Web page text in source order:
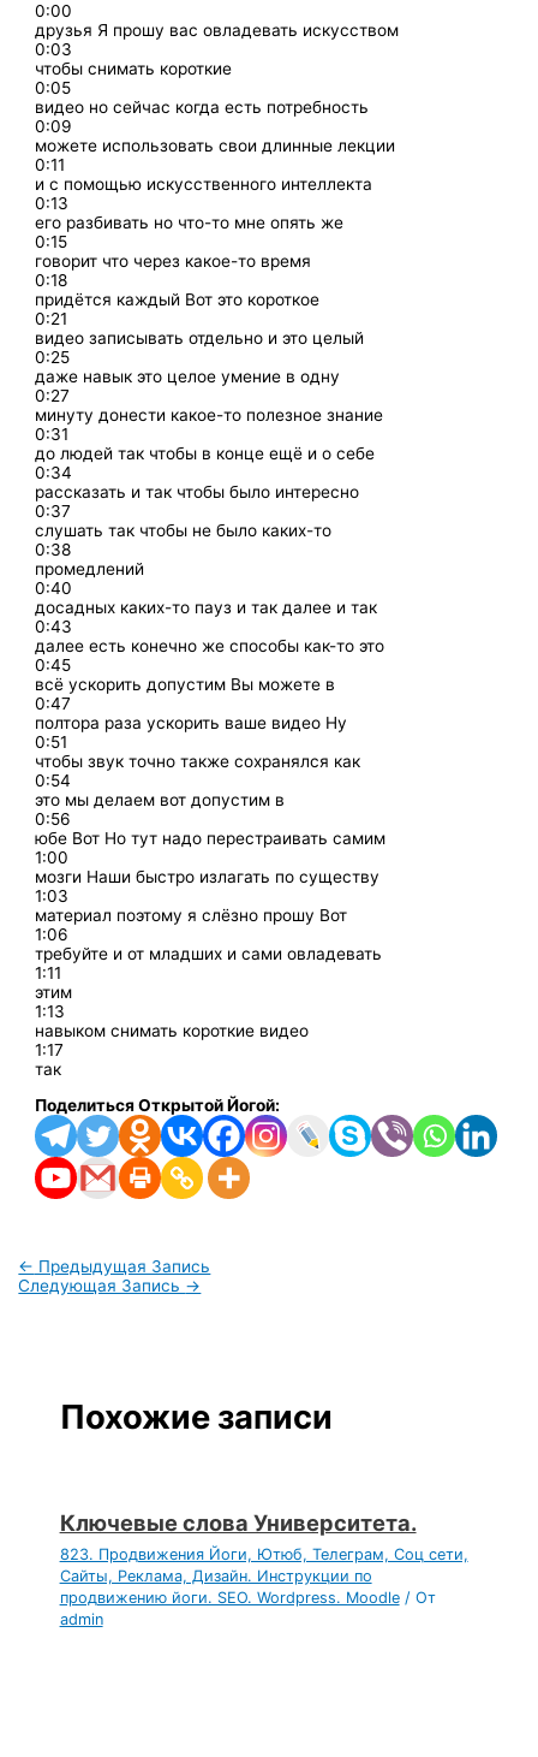
0:00
друзья Я прошу вас овладевать искусством
0:03
чтобы снимать короткие
0:05
видео но сейчас когда есть потребность
0:09
можете использовать свои длинные лекции
0:11
и с помощью искусственного интеллекта
0:13
его разбивать но что-то мне опять же
0:15
говорит что через какое-то время
0:18
придётся каждый Вот это короткое
0:21
видео записывать отдельно и это целый
0:25
даже навык это целое умение в одну
0:27
минуту донести какое-то полезное знание
0:31
до людей так чтобы в конце ещё и о себе
0:34
рассказать и так чтобы было интересно
0:37
слушать так чтобы не было каких-то
0:38
промедлений
0:40
досадных каких-то пауз и так далее и так
0:43
далее есть конечно же способы как-то это
0:45
всё ускорить допустим Вы можете в
0:47
полтора раза ускорить ваше видео Ну
0:51
чтобы звук точно также сохранялся как
0:54
это мы делаем вот допустим в
0:56
юбе Вот Но тут надо перестраивать самим
1:00
мозги Наши быстро излагать по существу
1:03
материал поэтому я слёзно прошу Вот
1:06
требуйте и от младших и сами овладевать
1:11
этим
1:13
навыком снимать короткие видео
1:17
так
Поделиться Открытой Йогой:
← Предыдущая Запись
Следующая Запись →
Похожие записи
Ключевые слова Университета.
823. Продвижения Йоги, Ютюб, Телеграм, Соц сети,
Сайты, Реклама, Дизайн. Инструкции по
продвижению йоги. SEO. Wordpress. Moodle/ От
admin